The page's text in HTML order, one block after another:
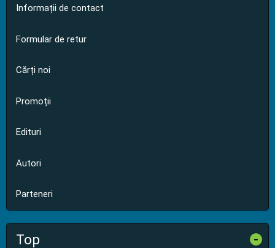
Informații de contact
Formular de retur
Cărți noi
Promoții
Edituri
Autori
Parteneri
Top -